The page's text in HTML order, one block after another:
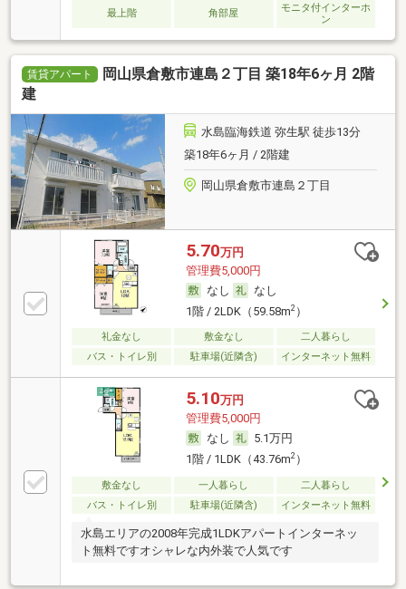
最上階 角部屋
モニタ付インターホ
ン
賃貸アパート
岡山県倉敷市連島２丁目 築18年6ヶ月 2階
建
水島臨海鉄道 弥生駅 徒歩13分
築18年6ヶ月 / 2階建
岡山県倉敷市連島２丁目
5.70万円
管理費5,000円
なし
なし
1階 / 2LDK（59.58m2）
礼金なし 敷金なし
二人暮らし
バス・トイレ別
駐車場(近隣含) インターネット無料
5.10万円
管理費5,000円
なし
5.1万円
1階 / 1LDK（43.76m2）
敷金なし 一人暮らし
二人暮らし
バス・トイレ別
駐車場(近隣含) インターネット無料
水島エリアの2008年完成1LDKアパートインターネッ
ト無料ですオシャレな内外装で人気です